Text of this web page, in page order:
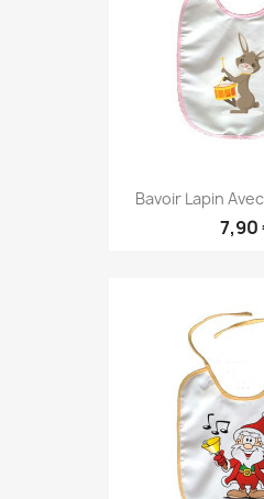
Bavoir Lapin
7,90